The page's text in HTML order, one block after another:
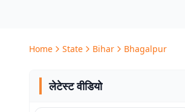
Home State Bihar Bhagalpur
लेटेस्ट वीडियो